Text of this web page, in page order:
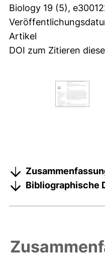
Biology 19 (5),
Artikel
DOI zum Zitieren
Bibliographische